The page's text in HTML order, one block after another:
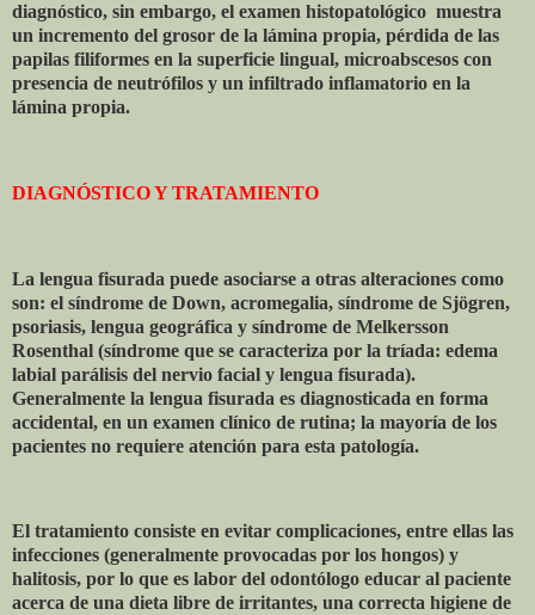
diagnóstico, sin embargo, el examen histopatológico muestra
un incremento del grosor de la lámina propia, pérdida de las
papilas filiformes en la superficie lingual, microabscesos con
presencia de neutrófilos y un infiltrado inflamatorio en la
lámina propia.
DIAGNÓSTICO Y TRATAMIENTO
La lengua fisurada puede asociarse a otras alteraciones como
son: el síndrome de Down, acromegalia, síndrome de Sjögren,
psoriasis, lengua geográfica y síndrome de Melkersson
Rosenthal (síndrome que se caracteriza por la tríada: edema
labial parálisis del nervio facial y lengua fisurada).
Generalmente la lengua fisurada es diagnosticada en forma
accidental, en un examen clínico de rutina; la mayoría de los
pacientes no requiere atención para esta patología.
El tratamiento consiste en evitar complicaciones, entre ellas las
infecciones (generalmente provocadas por los hongos) y
halitosis, por lo que es labor del odontólogo educar al paciente
acerca de una dieta libre de irritantes, una correcta higiene de